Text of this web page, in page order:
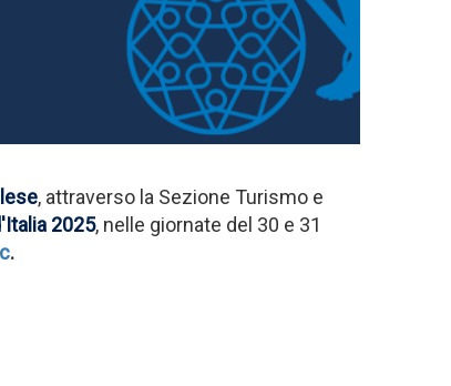
, attraverso la Sezione Turismo e
2025, nelle giornate del 30 e 31
.